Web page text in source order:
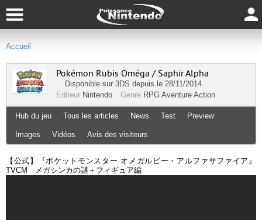
Accueil
Pokémon Rubis Oméga / Saphir Alpha
Disponible sur 3DS depuis le 28/11/2014
Editeur Nintendo Genre RPG Aventure Action
Hub du jeu Tous les articles News Test Preview
Images Vidéos Avis des visiteurs
【公式】『ポケットモンスター オメガルビー・アルファサファイア』
TVCM メガシンカの謎＋フィギュア編